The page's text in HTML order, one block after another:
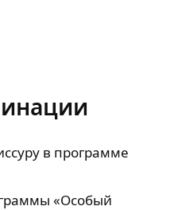
в программе
«Особый